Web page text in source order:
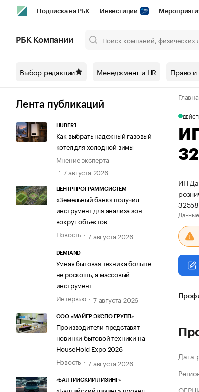
Подписка на РБК Инвестиции
Спецпроекты СПб Конференции СПб
Технологии и медиа Рынок
РБК Компании
Выбор редакции Менеджмент и HR Право и
Лента публикаций
HUBERT
Как выбрать надежный газовый
котел для холодной зимы
Мнение эксперта
7 августа 2026
ЦЕНТРПРОГРАММСИСТЕМ
«Земельный банк» получил
инструмент для анализа зон
вокруг объектов
Новость
7 августа 2026
DEMIAND
Умная бытовая техника больше
не роскошь, а массовый
инструмент
Интервью
7 августа 2026
ООО «МАЙЕР ЭКСПО ГРУПП»
Производители представят
новинки бытовой техники на
HouseHold Expo 2026
Новость
7 августа 2026
«БАЛТИЙСКИЙ ЛИЗИНГ»
ИП
Дата